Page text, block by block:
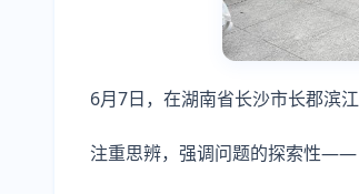
6月7日，在湖南省长沙市长郡滨
注重思辨，强调问题的探索性——